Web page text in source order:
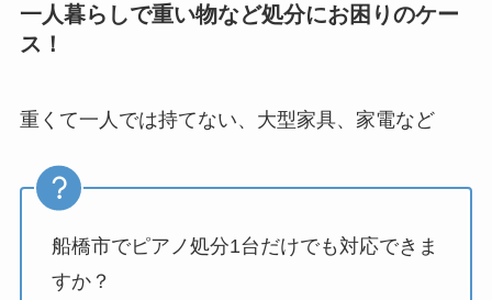
一人暮らしで重い物など処分にお困りのケー
ス！
重くて一人では持てない、大型家具、家電など
船橋市でピアノ処分1台だけでも対応できま
すか？